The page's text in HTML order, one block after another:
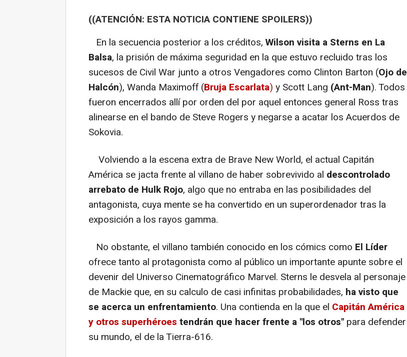
((ATENCIÓN: ESTA NOTICIA CONTIENE SPOILERS))
En la secuencia posterior a los créditos, Wilson visita a Sterns en La
Balsa, la prisión de máxima seguridad en la que estuvo recluido tras los
sucesos de Civil War junto a otros Vengadores como Clinton Barton (Ojo de
Halcón), Wanda Maximoff (Bruja Escarlata) y Scott Lang (Ant-Man). Todos
fueron encerrados allí por orden del por aquel entonces general Ross tras
alinearse en el bando de Steve Rogers y negarse a acatar los Acuerdos de
Sokovia.
Volviendo a la escena extra de Brave New World, el actual Capitán
América se jacta frente al villano de haber sobrevivido al descontrolado
arrebato de Hulk Rojo, algo que no entraba en las posibilidades del
antagonista, cuya mente se ha convertido en un superordenador tras la
exposición a los rayos gamma.
No obstante, el villano también conocido en los cómics como El Líder
ofrece tanto al protagonista como al público un importante apunte sobre el
devenir del Universo Cinematográfico Marvel. Sterns le desvela al personaje
de Mackie que, en su calculo de casi infinitas probabilidades, ha visto que
se acerca un enfrentamiento. Una contienda en la que el Capitán América
y otros superhéroes tendrán que hacer frente a "los otros" para defender
su mundo, el de la Tierra-616.